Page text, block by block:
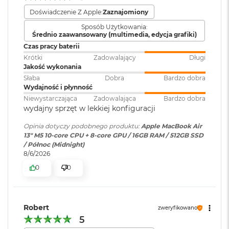
r
1
B
M
a
c
B
o
o
k
i
r
2
T
M
c
o
Ładowanie
DisplayPort
Thunderbolt 4 (do 40 Gb/s)
USB 4 (do 40 Gb/s)
Obsługa wyświetlaczy
Hz lub 4K przy 144 Hz
Hz lub 5K przy 120 Hz lub 4K przy 240 Hz
Zainstalowany
system operacyjny:
macOS
Wersja systemu
operacyjnego:
macOS Sequoia lub nowszy
Dołączone
Wbudowane aplikacje systemu
Dodatkowe
Układ klawiatury
Doświadczenie Z Apple:Zaznajomiony
Sposób Użytkowania:
Średnio zaawansowany (multimedia, edycja grafiki)
Czas pracy baterii
Krótki
Zadowalający
Długi
Jakość wykonania
Słaba
Dobra
Bardzo dobra
Wydajność i płynność
Niewystarczająca
Zadowalająca Bardzo dobra
wydajny sprzęt w lekkiej konfiguracji
Opinia dotyczy podobnego produktu: Apple MacBook Air
13" M5 10-core CPU + 8-core GPU / 16GB RAM / 512GB SSD
/ Północ (Midnight)
8/6/2026
0
0
Robert zweryfikowano
5